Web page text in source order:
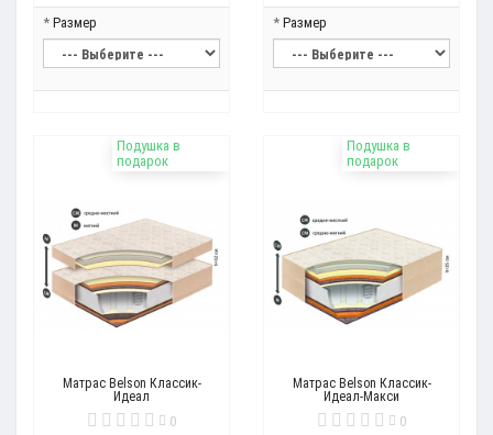
Размер
Размер
Подушка в
подарок
Матрас Belson Классик-
Идеал
0
Подушка в
подарок
Матрас Belson Классик-
Идеал-Макси
0